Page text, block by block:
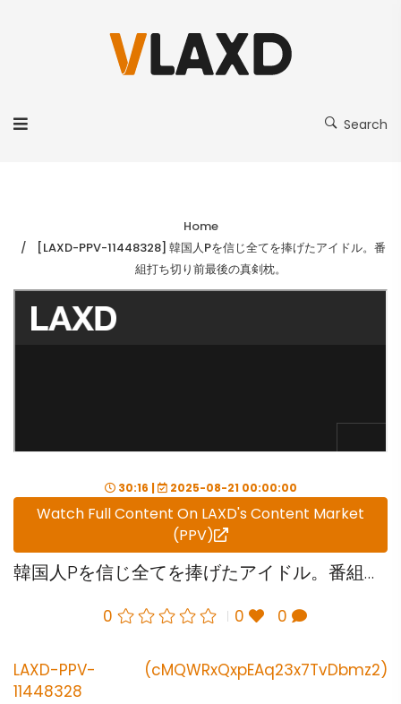
Search
Home
[LAXD-PPV-11448328] 韓国人Pを信じ全てを捧げたアイドル。番
組打ち切り前最後の真剣枕。
30:16 | 2025-08-21 00:00:00
Watch Full Content On LAXD's Content Market
(PPV)
韓国人Pを信じ全てを捧げたアイドル。番組打ち切り前最後の真剣枕。
0 0 0
LAXD-PPV-
11448328
(cMQWRxQxpEAq23x7TvDbmz2)